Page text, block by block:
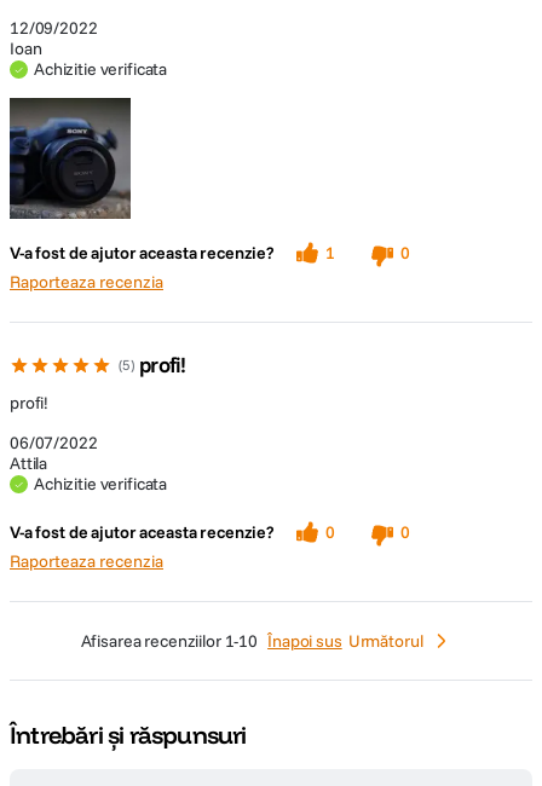
12/09/2022
Ioan
Achizitie verificata
V-a fost de ajutor aceasta recenzie? 1
0
Raporteaza recenzia
5 profi!
06/07/2022
Attila
Achizitie verificata
profi!
V-a fost de ajutor aceasta recenzie? 0
0
Raporteaza recenzia
afisarea recenziilor 1-10 Înapoi sus Următorul
Întrebări și răspunsuri